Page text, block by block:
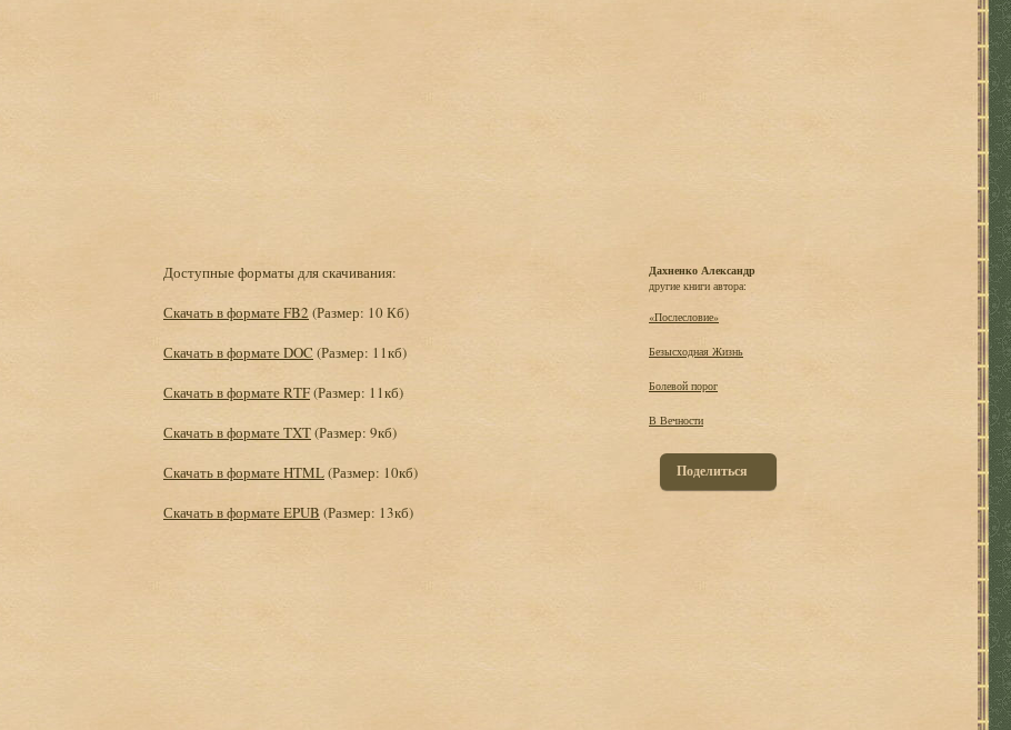
Доступные форматы для скачивания:
Скачать в формате FB2 (Размер: 10 Кб)
Скачать в формате DOC (Размер: 11кб)
Скачать в формате RTF(Размер: 11кб)
Скачать в формате TXT(Размер: 9кб)
Скачать в формате HTML(Размер: 10кб)
Скачать в формате EPUB (Размер: 13кб)
Дахненко Александр
другие книги автора:
«Послесловие»
Безысходная Жизнь
Болевой порог
В Вечности
Поделиться